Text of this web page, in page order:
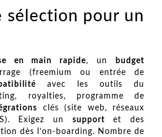
sélection pour un
en main rapide, un
budget
(freemium ou entrée de
avec les outils du
royalties, programme de
clés (site web, réseaux
Exigez un support et des
dès l’on-boarding. Nombre de